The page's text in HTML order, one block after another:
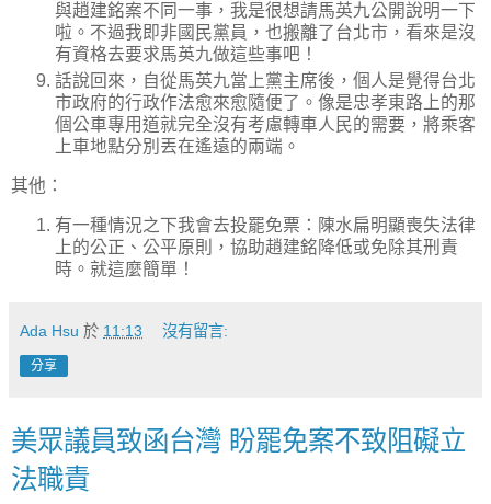
與趙建銘案不同一事，我是很想請馬英九公開說明一下
啦。不過我即非國民黨員，也搬離了台北市，看來是沒
有資格去要求馬英九做這些事吧！
話說回來，自從馬英九當上黨主席後，個人是覺得台北
市政府的行政作法愈來愈隨便了。像是忠孝東路上的那
個公車專用道就完全沒有考慮轉車人民的需要，將乘客
上車地點分別丟在遙遠的兩端。
其他：
有一種情況之下我會去投罷免票：陳水扁明顯喪失法律
上的公正、公平原則，協助趙建銘降低或免除其刑責
時。就這麼簡單！
Ada Hsu 於 11:13 沒有留言:
分享
美眾議員致函台灣 盼罷免案不致阻礙立
法職責